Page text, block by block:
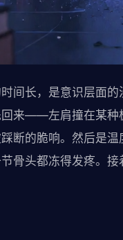
间长，是意识层面
来——左肩撞在某种
断的脆响。然后是
骨头都冻得发疼。